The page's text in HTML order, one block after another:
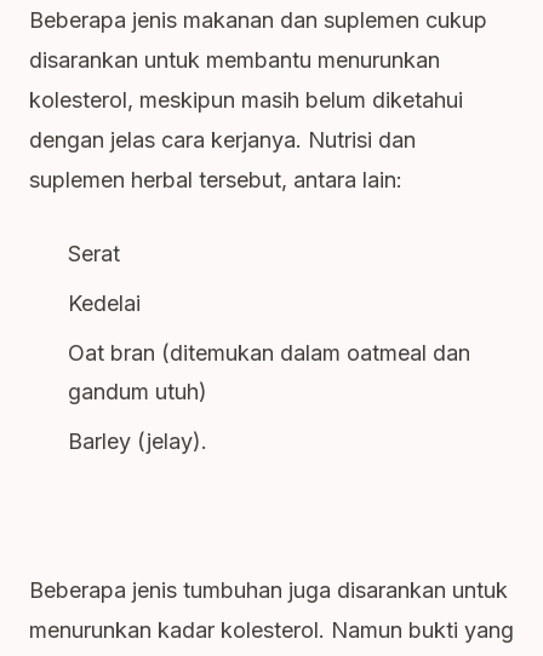
Beberapa jenis makanan dan suplemen cukup
disarankan untuk membantu menurunkan
kolesterol, meskipun masih belum diketahui
dengan jelas cara kerjanya. Nutrisi dan
suplemen herbal tersebut, antara lain:
Serat
Kedelai
Oat bran (ditemukan dalam oatmeal dan
gandum utuh)
Barley (jelay).
Beberapa jenis tumbuhan juga disarankan untuk
menurunkan kadar kolesterol. Namun bukti yang